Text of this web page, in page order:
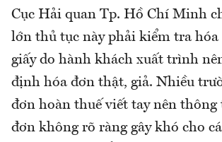
Cục Hải quan Tp. Hồ Chí Minh
lớn thủ tục này phải kiểm tra hóa
giấy do hành khách xuất trình
định hóa đơn thật, giả. Nhiều
đơn hoàn thuế viết tay nên
đơn không rõ ràng gây khó cho